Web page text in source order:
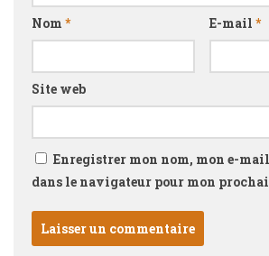
Nom * E-mail *
Site web
Enregistrer mon nom, mon e-
dans le navigateur pour mon